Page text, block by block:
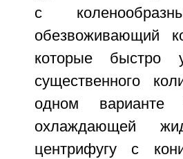
с
обезвоживающий
которые быстро
существенного
одном варианте
охлаждающей
центрифугу с